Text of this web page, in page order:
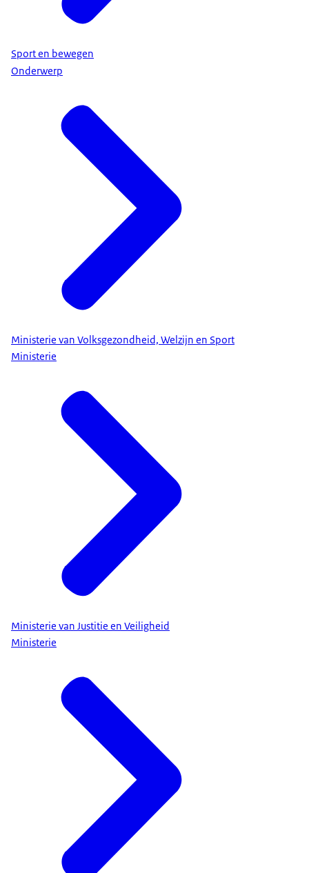
Sport en bewegen
Onderwerp
Ministerie van Volksgezondheid, Welzijn en Sport
Ministerie
Ministerie van Justitie en Veiligheid
Ministerie